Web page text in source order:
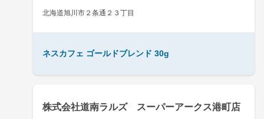
北海道旭川市２条通２３丁目
ネスカフェ ゴールドブレンド 30g
株式会社道南ラルズ スーパーアークス港町店